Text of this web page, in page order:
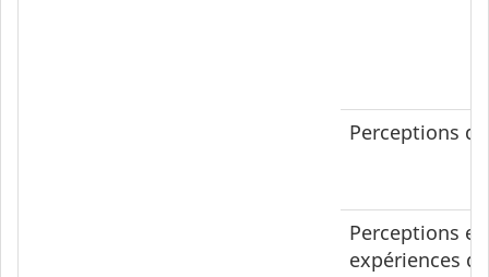
Perceptions
Perceptions et
expériences